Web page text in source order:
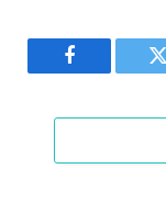
Facebook